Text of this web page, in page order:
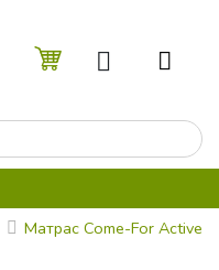
Матрас Come-For Active